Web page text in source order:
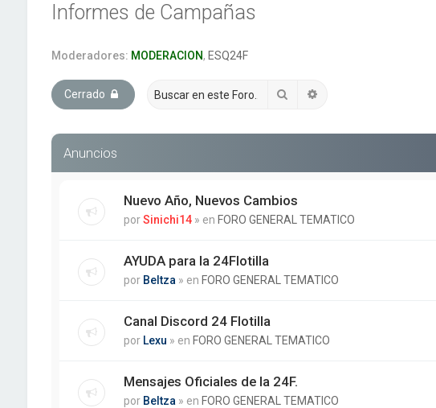
Informes de Campañas
Moderadores: MODERACION, ESQ24F
Cerrado Buscar
Anuncios
Nuevo Año, Nuevos Cambios
porSinichi14 » en FORO GENERAL TEMATICO
AYUDA para la 24Flotilla
por Beltza » en FORO GENERAL TEMATICO
Canal Discord 24 Flotilla
por Lexu » en FORO GENERAL TEMATICO
Mensajes Oficiales de la 24F.
por Beltza » en FORO GENERAL TEMATICO